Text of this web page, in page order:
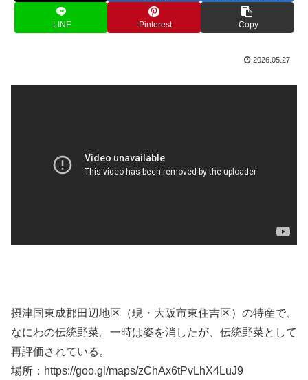
LINE Pinterest Copy
2026.05.27
摂津国東成郡田辺地区（現・大阪市東住吉区）の特産で、
なにわの伝統野菜。一時は姿を消したが、伝統野菜として
再評価されている。
場所：https://goo.gl/maps/zChAx6tPvLhX4LuJ9